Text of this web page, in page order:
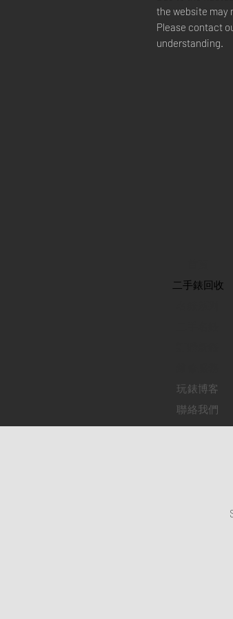
the website may
Please contact
understanding.
​二手錶回收
玩錶博客
聯絡我們